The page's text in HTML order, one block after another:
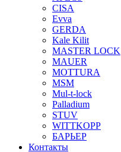
CISA
Evva
GERDA
Kale Kilit
MASTER LOCK
MAUER
MOTTURA
MSM
Mul-t-lock
Palladium
STUV
WITTKOPP
БАРЬЕР
Контакты